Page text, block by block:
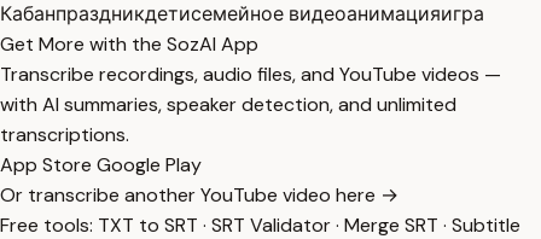
Кабанпраздникдетисемейное видеоанимацияигра
Get More with the SozAI App
Transcribe recordings, audio files, and YouTube videos —
with AI summaries, speaker detection, and unlimited
transcriptions.
App Store Google Play
Or transcribe another YouTube video here →
Free tools: TXT to SRT · SRT Validator· Merge SRT · Subtitle